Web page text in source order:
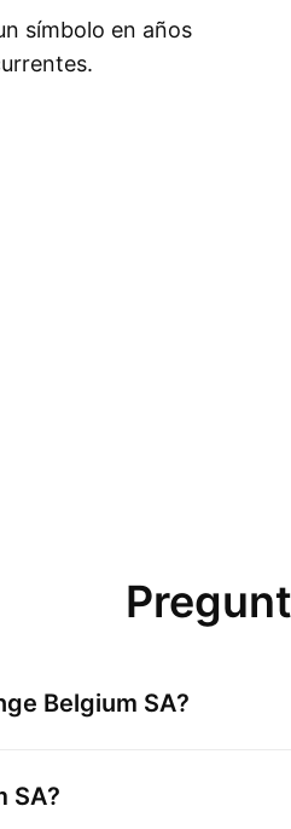
símbolo en años
Belgium SA?
SA?